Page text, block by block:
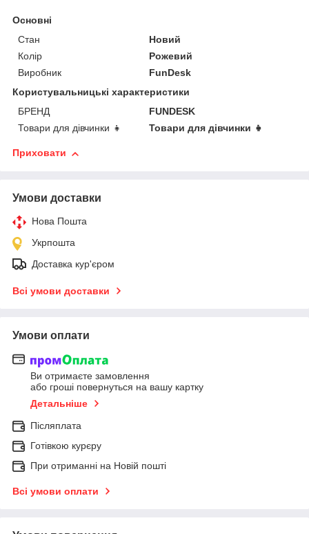
Основні
Стан
Новий
Колір
Рожевий
Виробник
FunDesk
Користувальницькі характеристики
БРЕНД
FUNDESK
Товари для дівчинки 👧
Товари для дівчинки 👧
Приховати
Умови доставки
Нова Пошта
Укрпошта
Доставка кур'єром
Всі умови доставки
Умови оплати
Ви отримаєте замовлення
або гроші повернуться на вашу картку
Детальніше
Післяплата
Готівкою курєру
При отриманні на Новій пошті
Всі умови оплати